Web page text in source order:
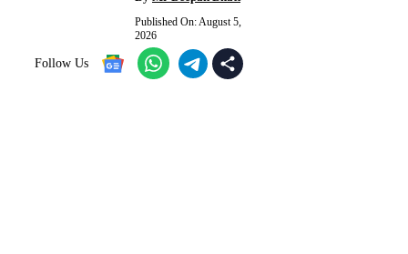
Published On: August 5,
2026
Follow Us